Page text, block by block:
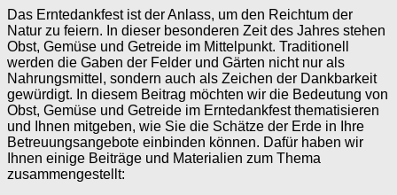
Das Erntedankfest ist der Anlass, um den Reichtum der
Natur zu feiern. In dieser besonderen Zeit des Jahres stehen
Obst, Gemüse und Getreide im Mittelpunkt. Traditionell
werden die Gaben der Felder und Gärten nicht nur als
Nahrungsmittel, sondern auch als Zeichen der Dankbarkeit
gewürdigt. In diesem Beitrag möchten wir die Bedeutung von
Obst, Gemüse und Getreide im Erntedankfest thematisieren
und Ihnen mitgeben, wie Sie die Schätze der Erde in Ihre
Betreuungsangebote einbinden können. Dafür haben wir
Ihnen einige Beiträge und Materialien zum Thema
zusammengestellt: